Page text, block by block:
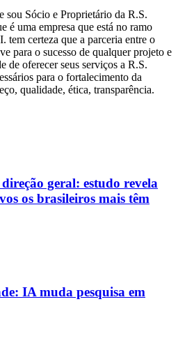
sou Sócio e Proprietário da R.S.
é uma empresa que está no ramo
tem certeza que a parceria entre o
para o sucesso de qualquer projeto e
de oferecer seus serviços a R.S.
para o fortalecimento da
qualidade, ética, transparência.
geral: estudo revela
os brasileiros mais têm
IA muda pesquisa em